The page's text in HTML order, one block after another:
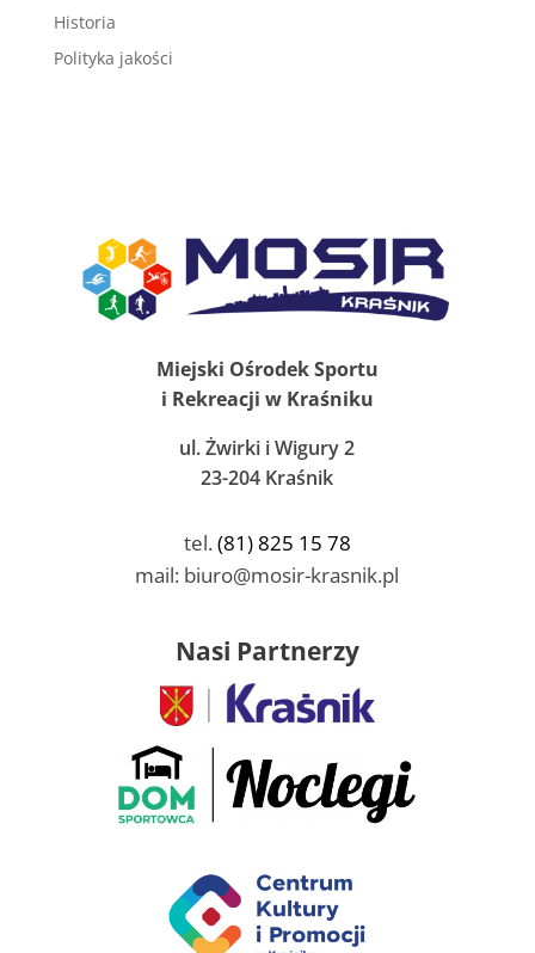
Historia
Polityka jakości
Miejski Ośrodek Sportu
i Rekreacji w Kraśniku
ul. Żwirki i Wigury 2
23-204 Kraśnik
tel.(81) 825 15 78
mail: biuro@mosir-krasnik.pl
Nasi Partnerzy